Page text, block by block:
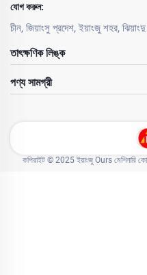
যোগ করুন:
চীন, জিয়াংসু প্রদেশ, ইয়াংজু শহর,
তাৎক্ষণিক লিঙ্ক
পণ্য সামগ্রী
কপিরাইট © 2025 ইয়াংজু Ours মেশিনারি